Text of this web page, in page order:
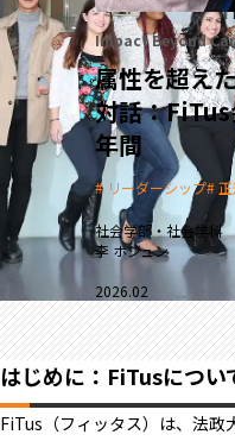
Impact Beyond
属性を超え
対話：
年間
リーダーシップ
社会学部・社会学科
李 ホジュン
2026.02
はじめに：FiTusについ
FiTus（フィッタス）は、法政